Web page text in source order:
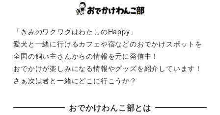
「きみのワクワクはわたしのHappy」
愛犬と一緒に行けるカフェや宿などのおでかけスポットを
全国の飼い主さんからの情報を元に発信中！
おでかけが楽しみになる情報やグッズを紹介しています！
さぁ次は君と一緒にどこに行こうか？
おでかけわんこ部とは